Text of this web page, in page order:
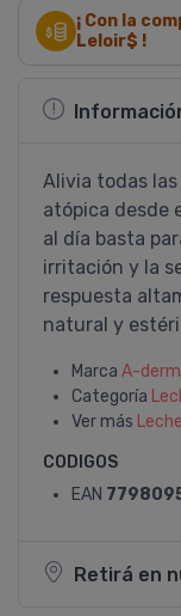
¡ Con la
Leloir$ !
Alivia todas
atópica desde
al dí­a basta
irritación y la
respuesta
natural y
Marca A-
Categoría
Ver más
CODIGOS
EAN
Retirá en